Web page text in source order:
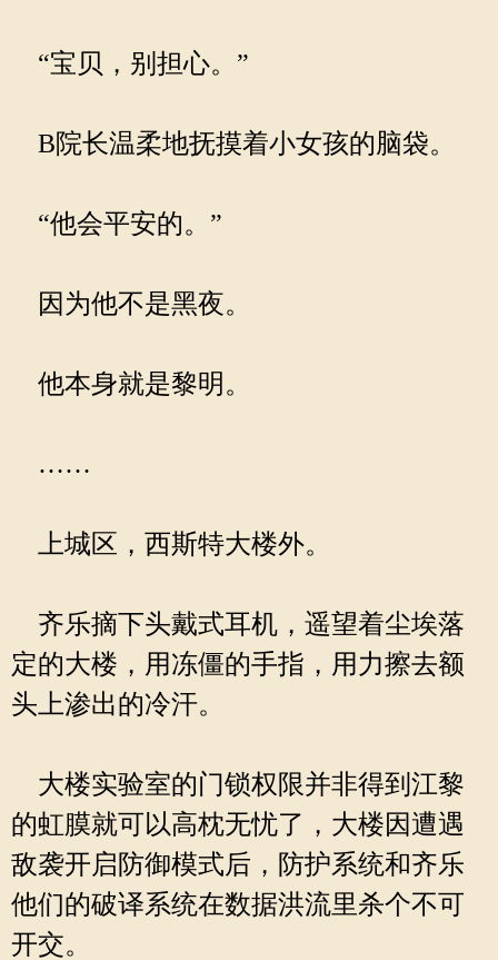
“宝贝，别担心。”
B院长温柔地抚摸着小女孩的脑袋。
“他会平安的。”
因为他不是黑夜。
他本身就是黎明。
……
上城区，西斯特大楼外。
齐乐摘下头戴式耳机，遥望着尘埃落
定的大楼，用冻僵的手指，用力擦去额
头上渗出的冷汗。
大楼实验室的门锁权限并非得到江黎
的虹膜就可以高枕无忧了，大楼因遭遇
敌袭开启防御模式后，防护系统和齐乐
他们的破译系统在数据洪流里杀个不可
开交。